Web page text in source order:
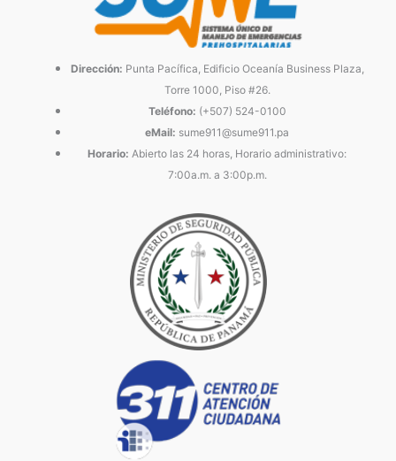
Dirección: Punta Pacífica, Edificio Oceanía Business Plaza,
Torre 1000, Piso #26.
Teléfono: (+507) 524-0100
eMail: sume911@sume911.pa
Horario: Abierto las 24 horas, Horario administrativo:
7:00a.m. a 3:00p.m.